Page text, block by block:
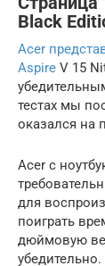
Black
Acer
Aspire V 15
тестах мы
оказался на
Acer с
для
поиграть
дюймовую